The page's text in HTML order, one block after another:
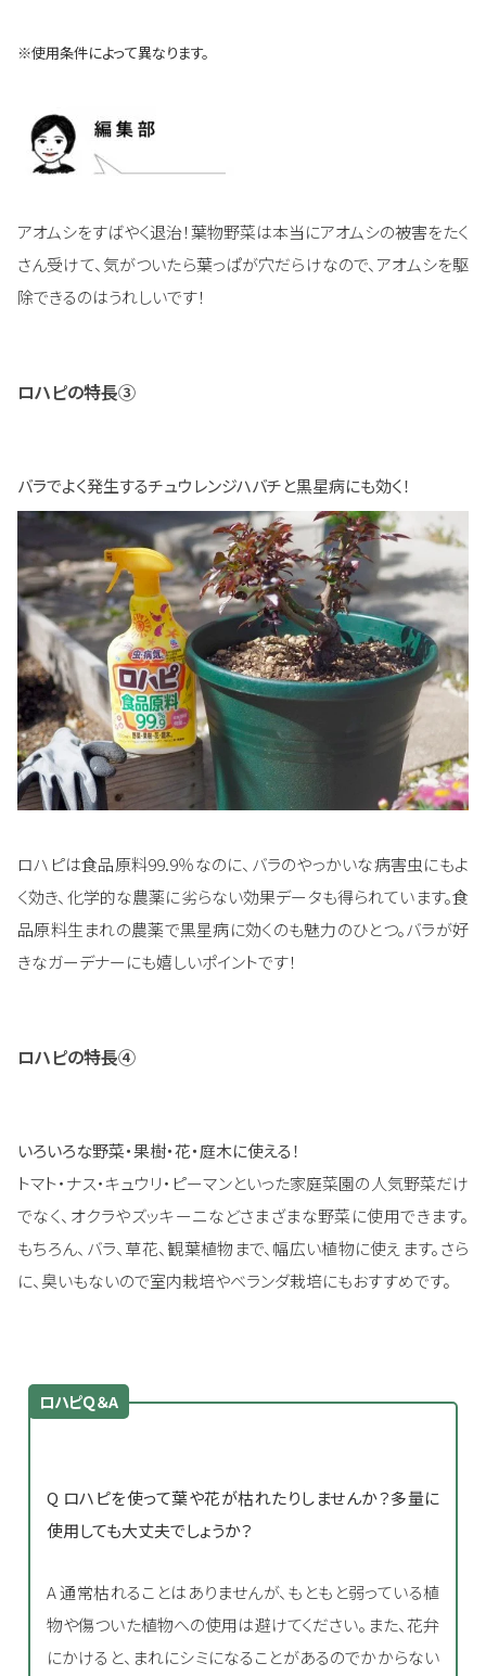
※使用条件によって異なります。
アオムシをすばやく退治！葉物野菜は本当にアオムシの被害をたく
さん受けて、気がついたら葉っぱが穴だらけなので、アオムシを駆
除できるのはうれしいです！
ロハピの特長③
バラでよく発生するチュウレンジハバチと黒星病にも効く！
ロハピは食品原料99.9％なのに、バラのやっかいな病害虫にもよ
く効き、化学的な農薬に劣らない効果データも得られています。食
品原料生まれの農薬で黒星病に効くのも魅力のひとつ。バラが好
きなガーデナーにも嬉しいポイントです！
ロハピの特長④
いろいろな野菜・果樹・花・庭木に使える！
トマト・ナス・キュウリ・ピーマンといった家庭菜園の人気野菜だけ
でなく、オクラやズッキーニなどさまざまな野菜に使用できます。
もちろん、バラ、草花、観葉植物まで、幅広い植物に使えます。さら
に、臭いもないので室内栽培やベランダ栽培にもおすすめです。
ロハピＱ＆A
Q ロハピを使って葉や花が枯れたりしませんか？多量に
使用しても大丈夫でしょうか？
A 通常枯れることはありませんが、もともと弱っている植
物や傷ついた植物への使用は避けてください。また、花弁
にかけると、まれにシミになることがあるのでかからない